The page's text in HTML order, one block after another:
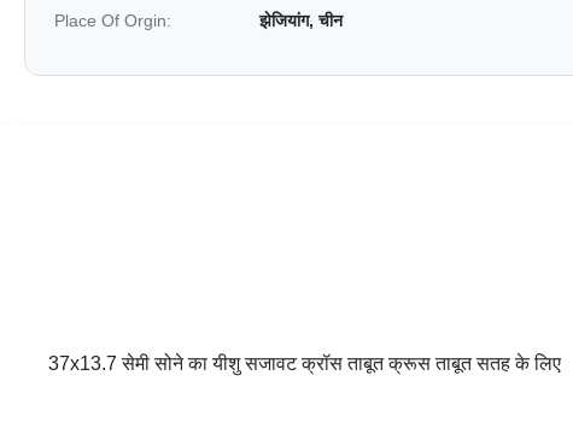
Place Of Orgin: झेजियांग, चीन
37x13.7 सेमी सोने का यीशु सजावट क्रॉस ताबूत क्रूस ताबूत सतह के लिए